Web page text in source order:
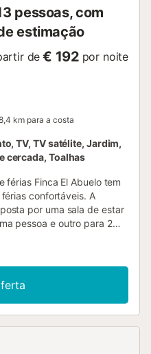
pessoas, com
estimação
de € 192 por noite
km para a costa
TV, TV satélite, Jardim,
cercada, Toalhas
férias Finca El Abuelo tem
confortáveis. A
por uma sala de estar
pessoa e outro para 2
e pode, portanto,
adicionais incluem
para chamadas de
dedicado para
uma ventoinha de teto